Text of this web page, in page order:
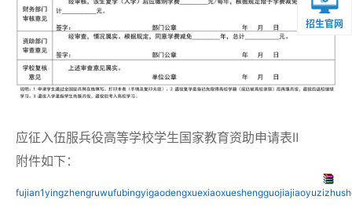
应征入伍服兵役高等学校学生国家教育资助申请表Ⅱ
附件如下：
招生官网